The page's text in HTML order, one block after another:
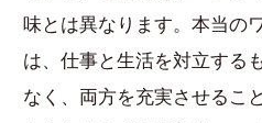
味とは異なります。本当の
は、仕事と生活を対立する
なく、両方を充実させるこ